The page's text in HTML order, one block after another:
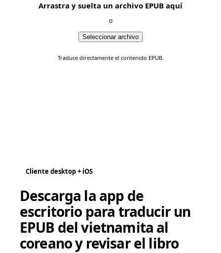
Arrastra y suelta un archivo EPUB aquí
o
Seleccionar archivo
Traduce directamente el contenido EPUB.
Cliente desktop + iOS
Descarga la app de
escritorio para traducir un
EPUB del vietnamita al
coreano y revisar el libro